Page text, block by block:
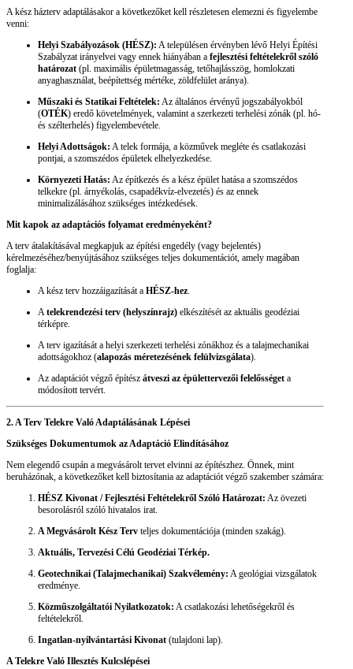
A kész házterv adaptálásakor a következőket kell részletesen elemezni és figyelembe
venni:
Helyi Szabályozások (HÉSZ): A településen érvényben lévő Helyi Építési
Szabályzat irányelvei vagy ennek hiányában a fejlesztési feltételekről szóló
határozat (pl. maximális épületmagasság, tetőhajlásszög, homlokzati
anyaghasználat, beépítettség mértéke, zöldfelület aránya).
Műszaki és Statikai Feltételek: Az általános érvényű jogszabályokból
(OTÉK) eredő követelmények, valamint a szerkezeti terhelési zónák (pl. hó-
és szélterhelés) figyelembevétele.
Helyi Adottságok: A telek formája, a közművek megléte és csatlakozási
pontjai, a szomszédos épületek elhelyezkedése.
Környezeti Hatás: Az építkezés és a kész épület hatása a szomszédos
telkekre (pl. árnyékolás, csapadékvíz-elvezetés) és az ennek
minimalizálásához szükséges intézkedések.
Mit kapok az adaptációs folyamat eredményeként?
A terv átalakításával megkapjuk az építési engedély (vagy bejelentés)
kérelmezéséhez/benyújtásához szükséges teljes dokumentációt, amely magában
foglalja:
A kész terv hozzáigazítását a HÉSZ-hez.
Atelekrendezési terv (helyszínrajz) elkészítését az aktuális geodéziai
térképre.
A terv igazítását a helyi szerkezeti terhelési zónákhoz és a talajmechanikai
adottságokhoz (alapozás méretezésének felülvizsgálata).
Az adaptációt végző építész átveszi az épülettervezői felelősséget a
módosított tervért.
2. A Terv Telekre Való Adaptálásának Lépései
Szükséges Dokumentumok az Adaptáció Elindításához
Nem elegendő csupán a megvásárolt tervet elvinni az építészhez. Önnek, mint
beruházónak, a következőket kell biztosítania az adaptációt végző szakember számára:
HÉSZ Kivonat / Fejlesztési Feltételekről Szóló Határozat: Az övezeti
besorolásról szóló hivatalos irat.
A Megvásárolt Kész Terv teljes dokumentációja (minden szakág).
Aktuális, Tervezési Célú Geodéziai Térkép.
Geotechnikai (Talajmechanikai) Szakvélemény: A geológiai vizsgálatok
eredménye.
Közműszolgáltatói Nyilatkozatok: A csatlakozási lehetőségekről és
feltételekről.
Ingatlan-nyilvántartási Kivonat (tulajdoni lap).
A Telekre Való Illesztés Kulcslépései